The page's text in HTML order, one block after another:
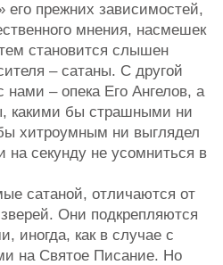
его прежних зависимостей,
мнения, насмешек
становится слышен
– сатаны. С другой
нами – опека Его Ангелов, а
какими бы страшными ни
хитроумным ни выглядел
на секунду не усомниться в
сатаной, отличаются от
Они подкрепляются
иногда, как в случае с
на Святое Писание. Но